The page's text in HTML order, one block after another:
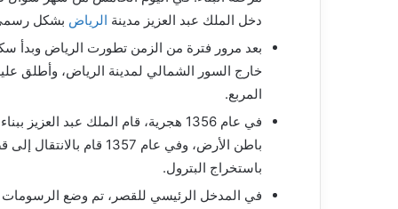
دخل الملك عبد العزيز مدينة الرياض بشكل رسمي
بعد مرور فترة من الزمن تطورت الرياض وبدأ
خارج السور الشمالي لمدينة الرياض، وأطلق
المربع.
في عام 1356 هجرية، قام الملك عبد
باطن الأرض، وفي عام
باستخراج البترول.